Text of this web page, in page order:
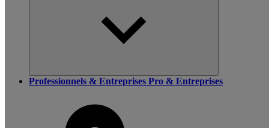
Professionnels & Entreprises Pro & Entreprises